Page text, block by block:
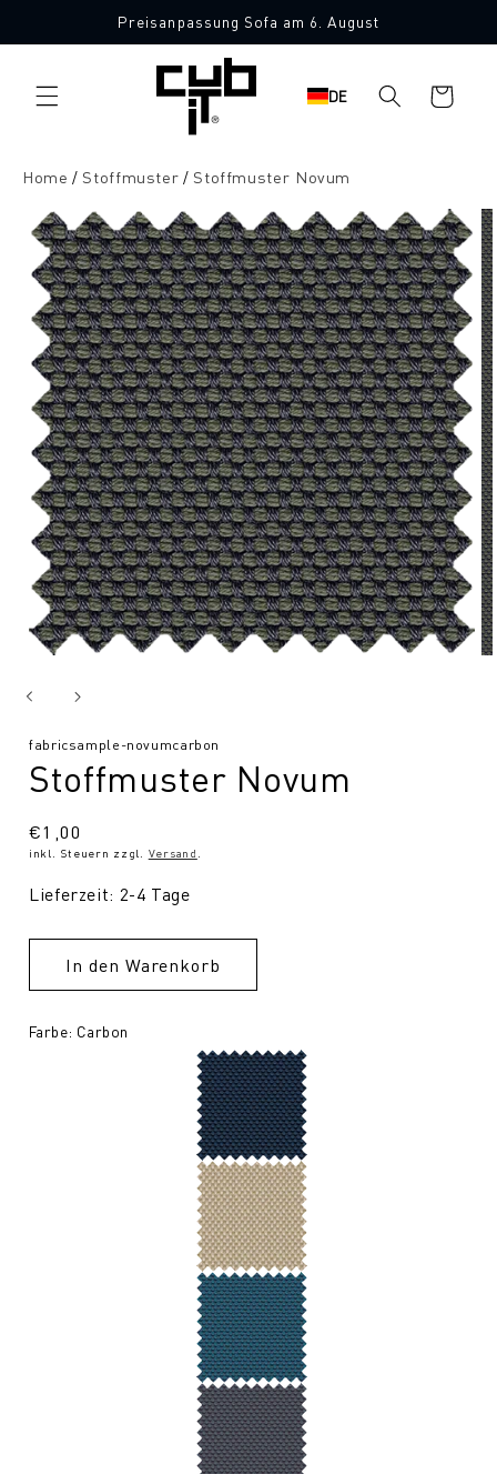
Inhalt
Preisanpassung Sofa am 6. August
DE Warenkorb
Home Stoffmuster Stoffmuster Novum
10 Stoffmuster gratis
SKU:
fabricsample-novumcarbon
Stoffmuster Novum
Normaler
Preis
€1,00
inkl. Steuern zzgl. Versand
Lieferzeit: 2-4 Tage
In den Warenkorb
Farbe: Carbon